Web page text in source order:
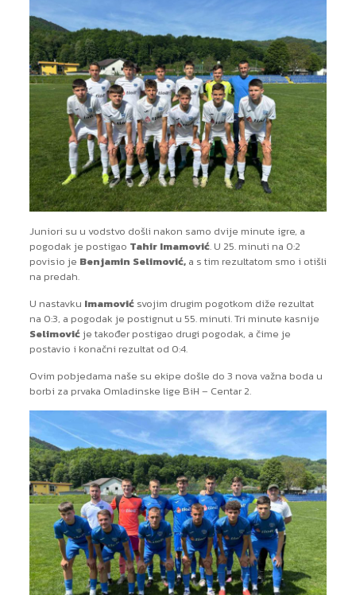
Juniori su u vodstvo došli nakon samo dvije minute igre, a
pogodak je postigao Tahir Imamović. U 25. minuti na 0:2
povisio je Benjamin Selimović,a s tim rezultatom smo i otišli
na predah.
U nastavku Imamović svojim drugim pogotkom diže rezultat
na 0:3, a pogodak je postignut u 55. minuti. Tri minute kasnije
Selimović je također postigao drugi pogodak, a čime je
postavio i konačni rezultat od 0:4.
Ovim pobjedama naše su ekipe došle do 3 nova važna boda u
borbi za prvaka Omladinske lige BiH – Centar 2.